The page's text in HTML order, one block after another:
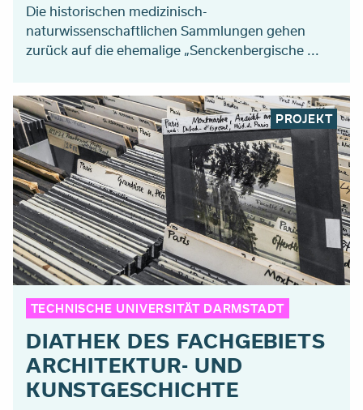
Die historischen medizinisch-
naturwissenschaftlichen Sammlungen gehen
zurück auf die ehemalige „Senckenbergische ...
PROJEKT
TECHNISCHE UNIVERSITÄT DARMSTADT
DIATHEK DES FACHGEBIETS
ARCHITEKTUR- UND
KUNSTGESCHICHTE